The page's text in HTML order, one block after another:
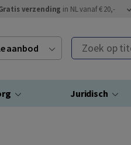
verzending in NL vanaf € 20,-
aanbod Zoek op titel,
Juridisch